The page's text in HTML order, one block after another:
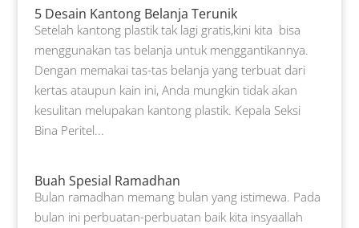
5 Desain Kantong Belanja Terunik
Setelah kantong plastik tak lagi gratis,kini kita bisa
menggunakan tas belanja untuk menggantikannya.
Dengan memakai tas-tas belanja yang terbuat dari
kertas ataupun kain ini, Anda mungkin tidak akan
kesulitan melupakan kantong plastik. Kepala Seksi
Bina Peritel...
Buah Spesial Ramadhan
Bulan ramadhan memang bulan yang istimewa. Pada
bulan ini perbuatan-perbuatan baik kita insyaallah